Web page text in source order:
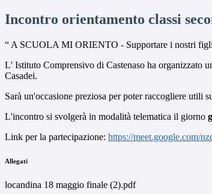
Incontro orientamento classi
“ A SCUOLA MI ORIENTO - Supportare i nostri
L' Istituto Comprensivo di Castenaso ha organizzato
Casadei.
Sarà un'occasione preziosa per poter raccogliere utili
L'incontro si svolgerà in modalità telematica il giorno
Link per la partecipazione: https://meet.google.com/
Allegati
locandina 18 maggio finale (2).pdf